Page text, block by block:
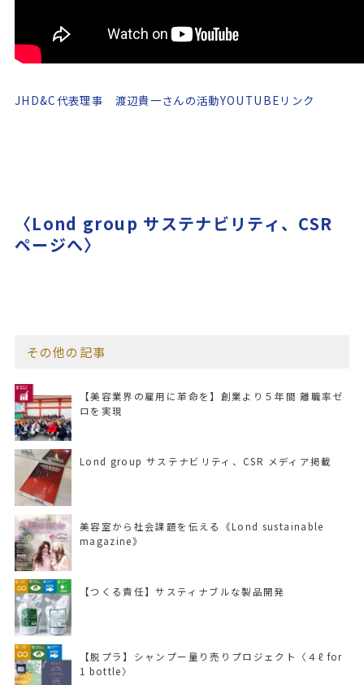
JHD&C代表理事 渡辺貴一さんの活動YOUTUBEリンク
〈Lond group サステナビリティ、CSR
ページへ〉
その他の記事
【美容業界の雇用に革命を】創業より５年間 離職率ゼ
ロを実現
Lond group サステナビリティ、CSR メディア掲載
美容室から社会課題を伝える《Lond sustainable
magazine》
【つくる責任】サスティナブルな製品開発
【脱プラ】シャンプー量り売りプロジェクト〈４ℓ for
1 bottle〉